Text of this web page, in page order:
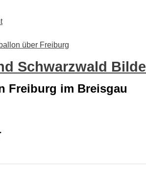
über Freiburg
Schwarzwald
Freiburg im Breisgau